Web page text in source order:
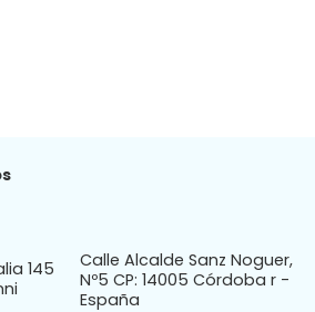
Calle Alcalde Sanz Noguer,
Nº5 CP: 14005 Córdoba r -
España